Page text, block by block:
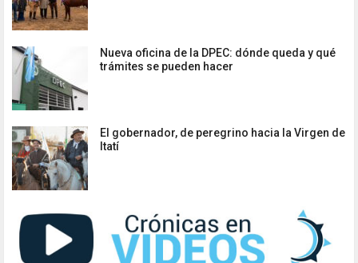
Nueva oficina de la DPEC: dónde queda y qué
trámites se pueden hacer
El gobernador, de peregrino hacia la Virgen de
Itatí